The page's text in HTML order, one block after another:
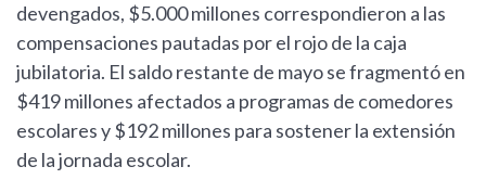
devengados, $5.000 millones correspondieron a las
compensaciones pautadas por el rojo de la caja
jubilatoria. El saldo restante de mayo se fragmentó en
$419 millones afectados a programas de comedores
escolares y $192 millones para sostener la extensión
de la jornada escolar.